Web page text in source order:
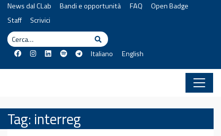
News dal CLab Bandi e opportunità FAQ
Open Badge
Staff
Scrivici
Cerca
Cerca
Italiano English
Tag: interreg